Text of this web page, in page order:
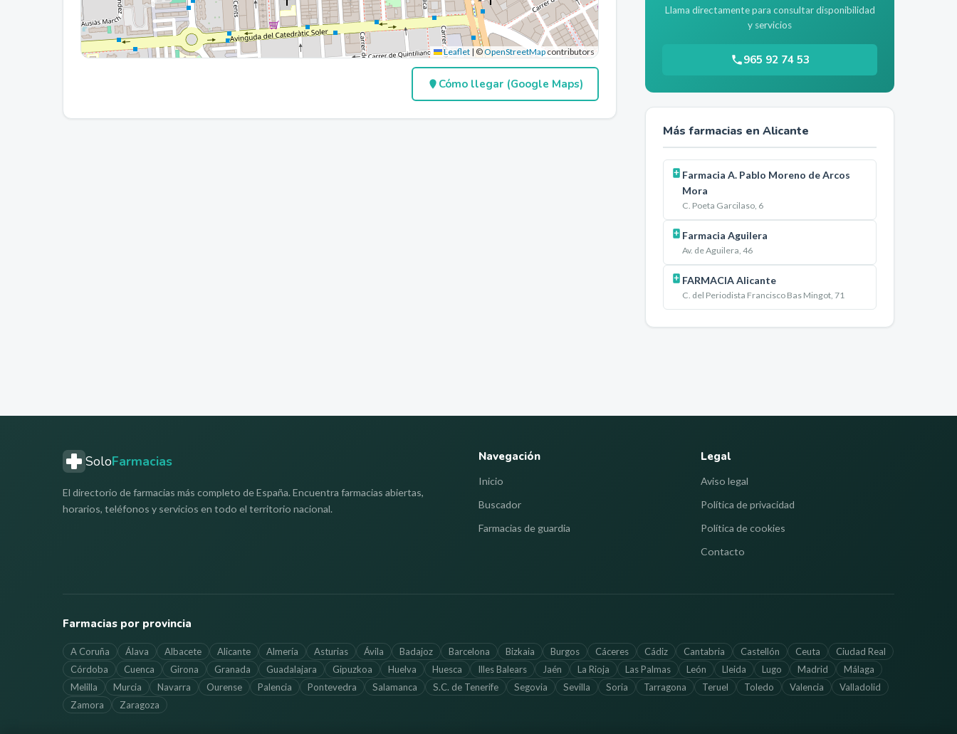
Leaflet | ©OpenStreetMapcontributors
Cómo llegar (Google Maps)
Llama directamente para consultar disponibilidad
y servicios
965 92 74 53
Más farmacias en Alicante
Farmacia A. Pablo Moreno de Arcos
Mora
C. Poeta Garcilaso, 6
Farmacia Aguilera
Av. de Aguilera, 46
FARMACIA Alicante
C. del Periodista Francisco Bas Mingot, 71
SoloFarmacias
El directorio de farmacias más completo de España. Encuentra farmacias abiertas,
horarios, teléfonos y servicios en todo el territorio nacional.
Navegación
Inicio
Buscador
Farmacias de guardia
Legal
Aviso legal
Política de privacidad
Política de cookies
Contacto
Farmacias por provincia
A Coruña Álava Albacete Alicante Almería Asturias Ávila Badajoz Barcelona Bizkaia Burgos Cáceres Cádiz Cantabria Castellón Ceuta
Ciudad Real
Córdoba
Cuenca Girona Granada Guadalajara Gipuzkoa Huelva Huesca Illes Balears Jaén La Rioja Las Palmas León Lleida Lugo Madrid
Málaga
Melilla
Murcia Navarra Ourense Palencia Pontevedra Salamanca S.C. de Tenerife Segovia Sevilla Soria Tarragona Teruel Toledo Valencia
Valladolid
Zamora
Zaragoza